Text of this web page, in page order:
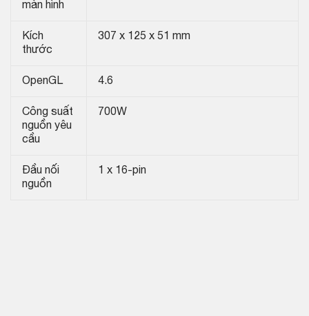
màn hình
Kích
thước
307 x 125 x 51 mm
OpenGL 4.6
Công suất
nguồn yêu
cầu
700W
Đầu nối
nguồn
1 x 16-pin